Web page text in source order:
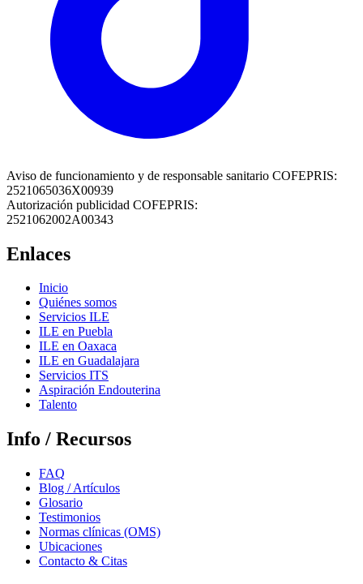
Aviso de funcionamiento y de responsable sanitario COFEPRIS:
2521065036X00939
Autorización publicidad COFEPRIS:
2521062002A00343
Enlaces
Inicio
Quiénes somos
Servicios ILE
ILE en Puebla
ILE en Oaxaca
ILE en Guadalajara
Servicios ITS
Aspiración Endouterina
Talento
Info / Recursos
FAQ
Blog / Artículos
Glosario
Testimonios
Normas clínicas (OMS)
Ubicaciones
Contacto & Citas